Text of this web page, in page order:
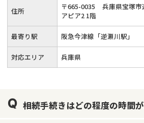
住所 〒665-0035
兵庫県宝塚
アピア2 1階
最寄り駅 阪急今津線「逆瀬川駅」
対応エリア 兵庫県
相続手続きはどの程度の時間